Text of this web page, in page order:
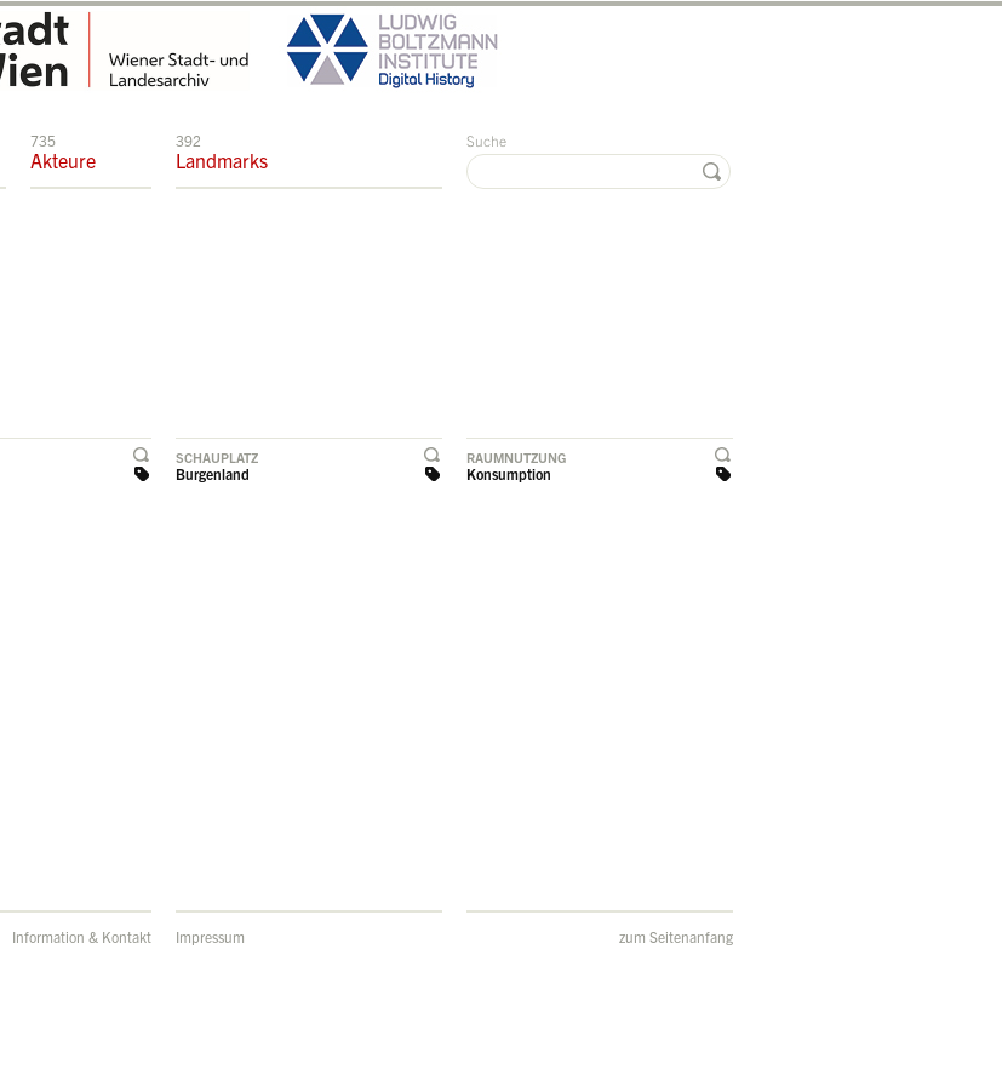
735
Akteure
392
Landmarks
Suche
SCHAUPLATZ
Burgenland
RAUMNUTZUNG
Konsumption
Information & Kontakt Impressum zum Seitenanfang